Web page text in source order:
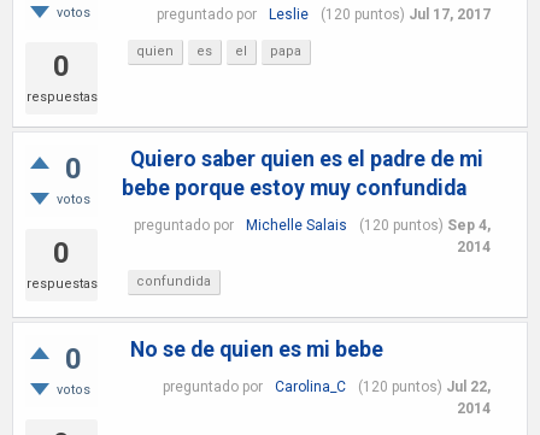
votos
0
respuestas
preguntado por Leslie (120 puntos) Jul 17, 2017
quien es el papa
0
votos
0
respuestas
Quiero saber quien es el padre de mi
bebe porque estoy muy confundida
preguntado por Michelle Salais (120 puntos) Sep 4,
2014
confundida
0
votos
No se de quien es mi bebe
preguntado por Carolina_C (120 puntos) Jul 22,
2014